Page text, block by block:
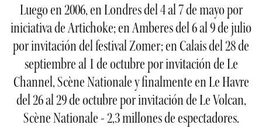
Luego en 2006, en Londres del 4 al 7 de mayo por
iniciativa de Artichoke; en Amberes del 6 al 9 de julio
por invitación del festival Zomer; en Calais del 28 de
septiembre al 1 de octubre por invitación de Le
Channel, Scène Nationale y finalmente en Le Havre
del 26 al 29 de octubre por invitación de Le Volcan,
Scène Nationale - 2,3 millones de espectadores.